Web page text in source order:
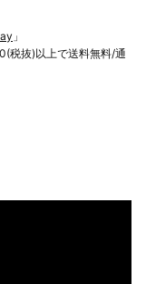
」
税抜)以上で送料無料/通